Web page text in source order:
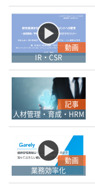
動画
IR・CSR
記事
人材管理・育成・HRM
動画
業務効率化